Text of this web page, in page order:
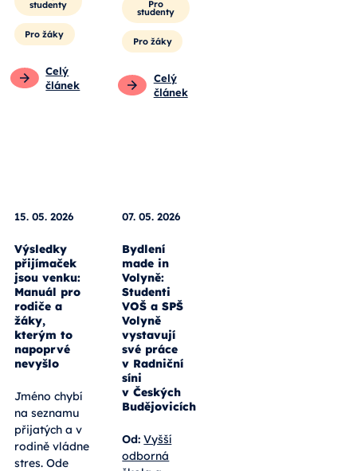
Pro rodiče
Pro
studenty
Pro žáky
Pro
studenty
Pro žáky
Celý
článek
15. 05. 2026
Výsledky
přijímaček
jsou venku:
Manuál pro
rodiče a
žáky,
kterým to
nevyšlo
Jméno chybí
na seznamu
přijatých a v
07. 05. 2026
Bydlení
made in
Volyně:
Studenti
VOŠ a SPŠ
Volyně
vystavují
své práce
v Radniční
síni
Budějovicích